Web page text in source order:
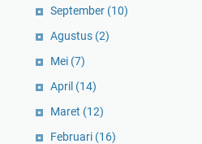
September (10)
Agustus (2)
Mei (7)
April (14)
Maret (12)
Februari (16)